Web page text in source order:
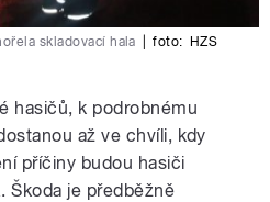
skladovací hala foto: HZS
hasičů, k podrobnému
až ve chvíli, kdy
příčiny budou hasiči
Škoda je předběžně